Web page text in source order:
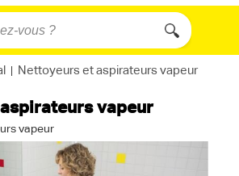
Nettoyeurs et aspirateurs vapeur
vapeur
vapeur